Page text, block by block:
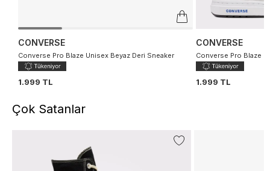
CONVERSE
Converse Pro Blaze Unisex Beyaz Deri Sneaker
1.999 TL
CONVERSE
Converse Pro Blaze
1.999 TL
Çok Satanlar